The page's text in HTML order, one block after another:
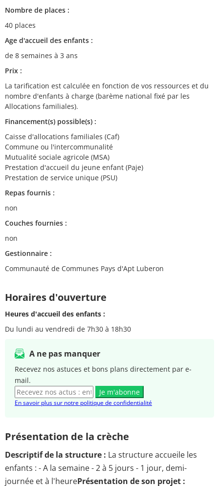
Nombre de places :
40 places
Age d'accueil des enfants :
de 8 semaines à 3 ans
Prix :
La tarification est calculée en fonction de vos ressources et du
nombre d'enfants à charge (barème national fixé par les
Allocations familiales).
Financement(s) possible(s) :
Caisse d'allocations familiales (Caf)
Commune ou l'intercommunalité
Mutualité sociale agricole (MSA)
Prestation d'accueil du jeune enfant (Paje)
Prestation de service unique (PSU)
Repas fournis :
non
Couches fournies :
non
Gestionnaire :
Communauté de Communes Pays d'Apt Luberon
Horaires d'ouverture
Heures d'accueil des enfants :
Du lundi au vendredi de 7h30 à 18h30
A ne pas manquer
Recevez nos astuces et bons plans directement par e-
mail.
Je m'abonne
En savoir plus sur notre politique de confidentialité
Présentation de la crèche
Descriptif de la structure : La structure accueile les
enfants : - A la semaine - 2 à 5 jours - 1 jour, demi-
journée et à l'heurePrésentation de son projet :